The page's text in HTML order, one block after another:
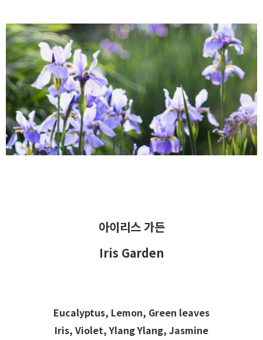
아이리스 가든
Iris Garden
Eucalyptus, Lemon, Green leaves
Iris, Violet, Ylang Ylang, Jasmine